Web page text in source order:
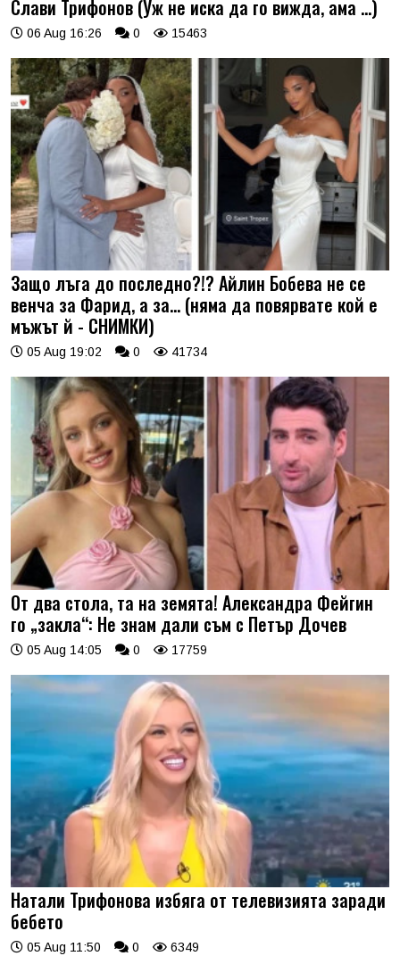
Слави Трифонов (Уж не иска да го вижда, ама …)
06 Aug 16:26 0 15463
Защо лъга до последно?!? Айлин Бобева не се
венча за Фарид, а за... (няма да повярвате кой е
мъжът й - СНИМКИ)
05 Aug 19:02 0 41734
От два стола, та на земята! Александра Фейгин
го „закла“: Не знам дали съм с Петър Дочев
05 Aug 14:05 0 17759
Натали Трифонова избяга от телевизията заради
бебето
05 Aug 11:50 0 6349